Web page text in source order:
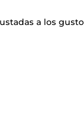
a los